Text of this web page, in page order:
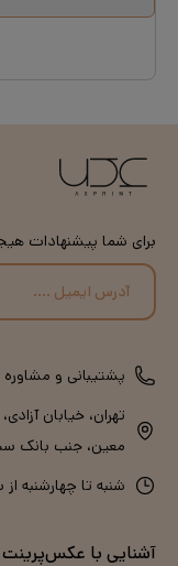
برای شما پیشنهادات
پشتیبانی و مشاوره
تهران، خیابان
معین، جنب بانک
شنبه تا چهارشنبه از ساعت 8 - 17 (پنج‌شنبه و
آشنایی با عکس‌پرینت